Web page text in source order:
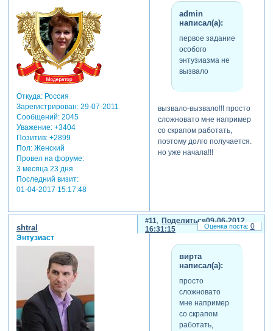
Откуда:Россия
Зарегистрирован: 29-07-2011
Сообщений:2045
Уважение: +3404
Позитив: +2899
Пол:Женский
Провел на форуме:
3 месяца 23 дня
Последний визит:
01-04-2017 15:17:48
admin
написал(а):
первое задание
особого
энтузиазма не
вызвало
вызвало-вызвало!!! просто
сложновато мне например
со скрапом работать,
поэтому долго получается.
но уже начала!!!
Поделиться
11
09-06-2012
16:31:15
shtral
Энтузиаст
вирта
написал(а):
просто
сложновато
мне например
со скрапом
работать,
0